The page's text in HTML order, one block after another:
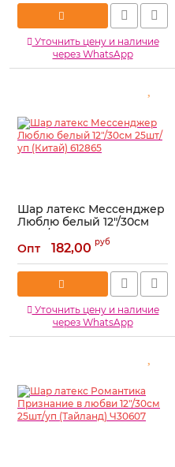
Уточнить цену и наличие
через WhatsApp
Шар латекс Мессенджер
Люблю белый 12"/30см
25шт/уп (Китай) 612865
Артикул: 612865
Опт 182,00 руб
Уточнить цену и наличие
через WhatsApp